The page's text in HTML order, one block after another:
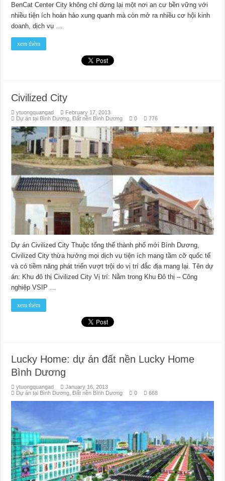
BenCat Center City không chỉ dừng lại một nơi an cư bền vững với
nhiều tiện ích hoàn hảo xung quanh mà còn mở ra nhiều cơ hội kinh
doanh, dịch vụ …
xem thêm
Civilized City
ytuongquangad
February 17, 2013
Dự án tại Bình Dương ,Đất nền Bình Dương 0 776
Dự án Civilized City Thuộc tổng thể thành phố mới Bình Dương,
Civilized City thừa hưởng mọi dịch vụ tiện ích mang tầm cỡ quốc tế
và có tiềm năng phát triển vượt trội do vị trí đắc địa mang lại. Tên dự
án: Khu đô thị Civilized City Vị trí: Nằm trong Khu Đô thị – Công
nghiệp VSIP …
xem thêm
Lucky Home: dự án đất nền Lucky Home
Bình Dương
ytuongquangad
January 16, 2013
Dự án tại Bình Dương ,Đất nền Bình Dương 0 668